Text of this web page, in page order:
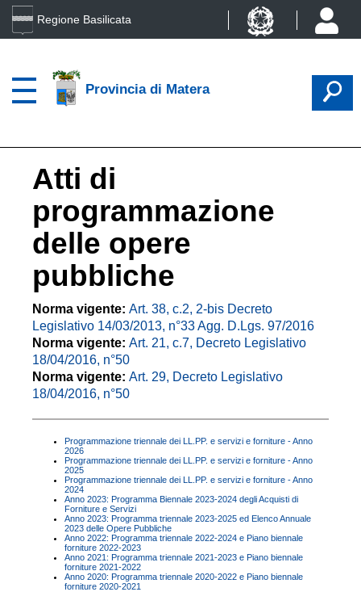
Regione Basilicata
Provincia di Matera
Atti di
programmazione
delle opere
pubbliche
Norma vigente: Art. 38, c.2, 2-bis Decreto
Legislativo 14/03/2013, n°33 Agg. D.Lgs. 97/2016
Norma vigente: Art. 21, c.7, Decreto Legislativo
18/04/2016, n°50
Norma vigente: Art. 29, Decreto Legislativo
18/04/2016, n°50
Programmazione triennale dei LL.PP. e servizi e forniture - Anno
2026
Programmazione triennale dei LL.PP. e servizi e forniture - Anno
2025
Programmazione triennale dei LL.PP. e servizi e forniture - Anno
2024
Anno 2023: Programma Biennale 2023-2024 degli Acquisti di
Forniture e Servizi
Anno 2023: Programma triennale 2023-2025 ed Elenco Annuale
2023 delle Opere Pubbliche
Anno 2022: Programma triennale 2022-2024 e Piano biennale
forniture 2022-2023
Anno 2021: Programma triennale 2021-2023 e Piano biennale
forniture 2021-2022
Anno 2020: Programma triennale 2020-2022 e Piano biennale
forniture 2020-2021